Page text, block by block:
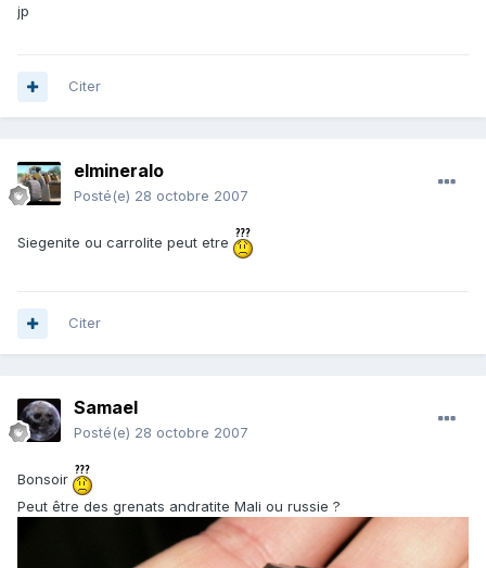
jp
Citer
elmineralo
Posté(e) 28 octobre 2007
Siegenite ou carrolite peut etre
Citer
Samael
Posté(e) 28 octobre 2007
Bonsoir
Peut être des grenats andratite Mali ou russie ?